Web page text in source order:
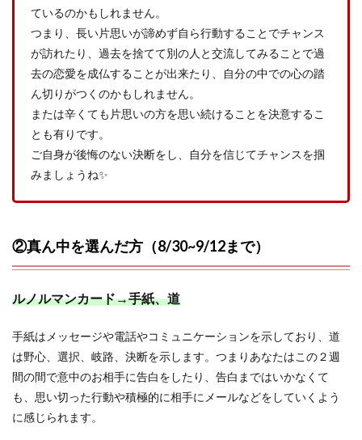
ているのかもしれません。
つまり、長い片思いが諦めず自ら行動することでチャンス
が訪れたり、過去を捨てて別の人と交流してみることで過
去の恋愛を成仏することが出来たり、自分の中での心の踏
ん切りがつくのかもしれません。
または辛くても片思いの方を思い続けることを決意するこ
とも有りです。
ご自身が後悔のない決断をし、自分を信じてチャンスを掴
みましょうね✨
②真ん中を選んだ方（8/30~9/12まで）
ルノルマンカード→手紙、道
手紙はメッセージや電話やコミュニケーションを示しており、道
は野心、選択、岐路、決断を示します。つまりあなたはこの２週
間の間で意中のお相手に告白をしたり、告白まではいかなくて
も、思い切った行動や積極的に相手にメールなどをしていくよう
に感じられます。